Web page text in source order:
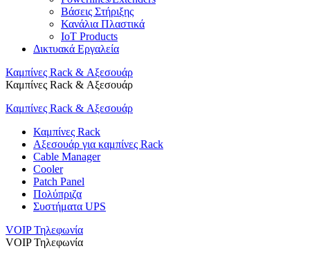
Βάσεις Στήριξης
Κανάλια Πλαστικά
IoT Products
Δικτυακά Εργαλεία
Καμπίνες Rack & Αξεσουάρ
Καμπίνες Rack & Αξεσουάρ
Καμπίνες Rack & Αξεσουάρ
Καμπίνες Rack
Αξεσουάρ για καμπίνες Rack
Cable Manager
Cooler
Patch Panel
Πολύπριζα
Συστήματα UPS
VOIP Τηλεφωνία
VOIP Τηλεφωνία